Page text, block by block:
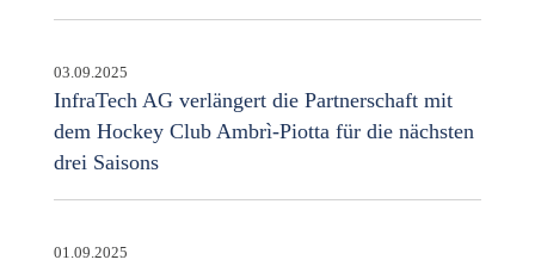
03.09.2025
InfraTech AG verlängert die Partnerschaft mit
dem Hockey Club Ambrì-Piotta für die nächsten
drei Saisons
01.09.2025